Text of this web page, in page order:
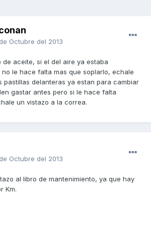
Octubre del 2013
aceite, si el del aire ya estaba
le hace falta mas que soplarlo, echale
pastillas delanteras ya estan para cambiar
gastar antes pero si le hace falta
un vistazo a la correa.
Octubre del 2013
al libro de mantenimiento, ya que hay
Km.